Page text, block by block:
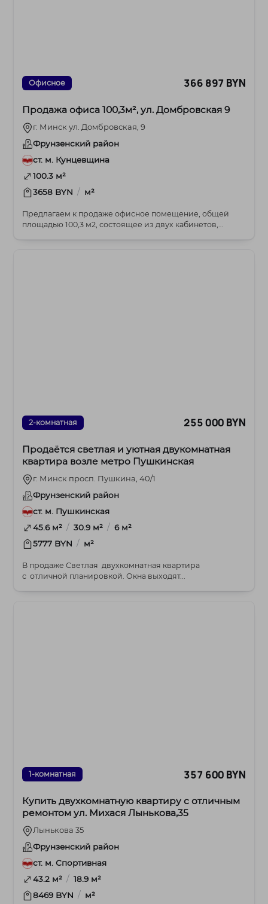
Офисное 366 897 BYN
Продажа офиса 100,3м², ул. Домбровская 9
г. Минск ул. Домбровская, 9
Фрунзенский район
ст. м. Кунцевщина
100.3 м²
3658 BYN / м²
Предлагаем к продаже офисное помещение, общей
площадью 100,3 м2, состоящее из двух кабинетов,
2-комнатная 255 000 BYN
Продаётся светлая и уютная двукомнатная
квартира возле метро Пушкинская
г. Минск просп. Пушкина, 40/1
Фрунзенский район
ст. м. Пушкинская
45.6 м² / 30.9 м² / 6 м²
5777 BYN / м²
В продаже Светлая двухкомнатная квартира
с отличной планировкой. Окна выходят...
1-комнатная 357 600 BYN
Купить двухкомнатную квартиру с отличным
ремонтом ул. Михася Лынькова,35
Лынькова 35
Фрунзенский район
ст. м. Спортивная
43.2 м² / 18.9 м²
8469 BYN / м²